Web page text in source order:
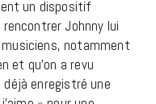
un dispositif
Johnny lui
notamment
et qu’on a revu
enregistré une